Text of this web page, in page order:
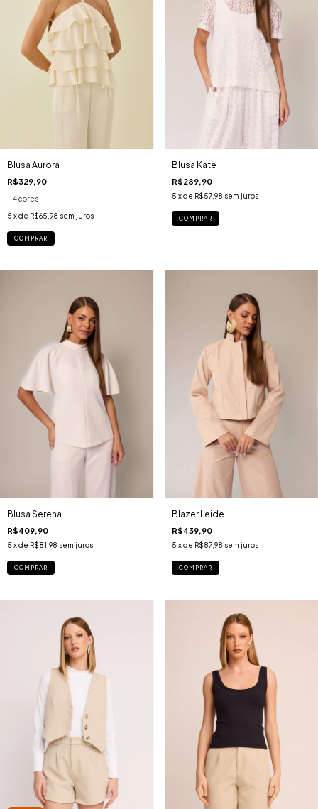
Blusa Aurora
R$329,90
4 cores
5 x de R$65,98 sem juros
COMPRAR
Blusa Kate
R$289,90
5 x de R$57,98 sem juros
COMPRAR
Blusa Serena
R$409,90
5 x de R$81,98 sem juros
COMPRAR
Blazer Leide
R$439,90
5 x de R$87,98 sem juros
COMPRAR